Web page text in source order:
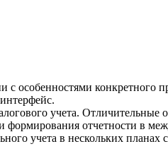
особенностями конкретного
учета.
и формирования отчетности в
учета в нескольких планах